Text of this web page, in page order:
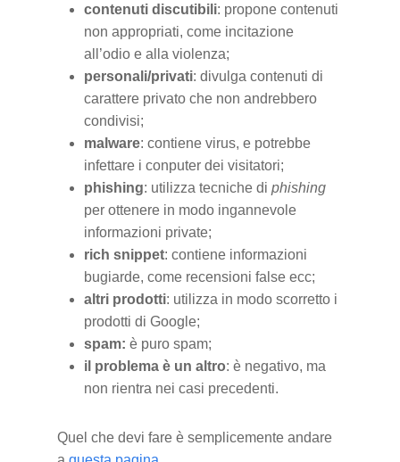
contenuti discutibili: propone contenuti
non appropriati, come incitazione
all’odio e alla violenza;
personali/privati: divulga contenuti di
carattere privato che non andrebbero
condivisi;
malware: contiene virus, e potrebbe
infettare i conputer dei visitatori;
phishing: utilizza tecniche di phishing
per ottenere in modo ingannevole
informazioni private;
rich snippet: contiene informazioni
bugiarde, come recensioni false ecc;
altri prodotti: utilizza in modo scorretto i
prodotti di Google;
spam: è puro spam;
il problema è un altro: è negativo, ma
non rientra nei casi precedenti.
Quel che devi fare è semplicemente andare